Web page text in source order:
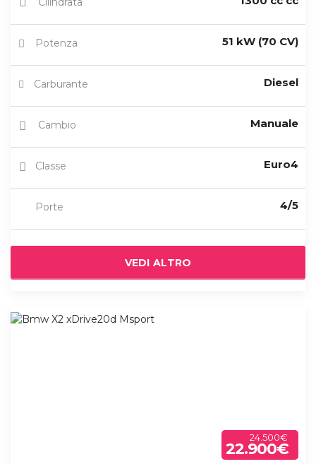
Potenza 51 kW (70 CV)
Carburante Diesel
Cambio Manuale
Classe Euro4
Porte 4/5
VEDI ALTRO
24.500€
22.900€